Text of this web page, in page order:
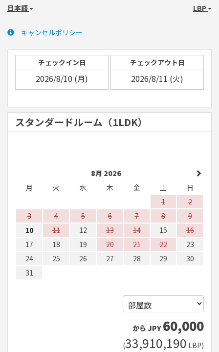
日本語 LBP
キャンセルポリシー
チェックイン日 チェックアウト日
スタンダードルーム（1LDK）
8月 2026
月
火 水 木 金 土
日
1
2
3
4 5 6 7 8
9
10
11 12 13 14 15
16
17
18 19 20 21 22
23
24
25 26 27 28 29
30
31
から JPY 60,000
(33,910,190 LBP)